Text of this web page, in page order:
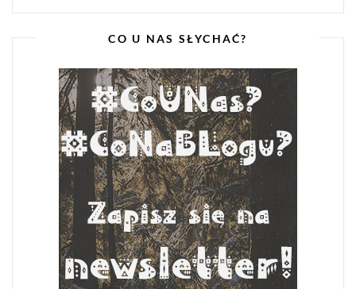
CO U NAS SŁYCHAĆ?